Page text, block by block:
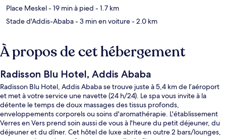
Place Meskel- 19 min à pied - 1.7 km
Stade d'Addis-Ababa- 3 min en voiture- 2.0 km
À propos de cet hébergement
Radisson Blu Hotel, Addis Ababa
Radisson Blu Hotel, Addis Ababa se trouve juste à 5,4 km de l’aéroport
et met à votre service une navette (24 h/24). Le spa vous invite à la
détente le temps de doux massages des tissus profonds,
enveloppements corporels ou soins d'aromathérapie. L'établissement
Verres en Vers prend soin aussi de vous à l'heure du petit déjeuner, du
déjeuner et du dîner. Cet hôtel de luxe abrite en outre 2 bars/lounges,